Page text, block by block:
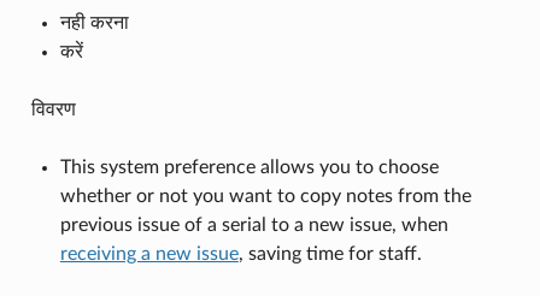
नही करना
करें
विवरण
This system preference allows you to choose
whether or not you want to copy notes from the
previous issue of a serial to a new issue, when
receiving a new issue, saving time for staff.